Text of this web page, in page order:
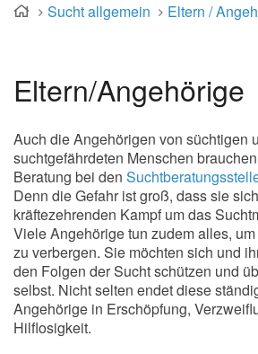
Sucht allgemein Eltern /
Eltern/Angehörige
Auch die Angehörigen von süchtigen
suchtgefährdeten Menschen
Beratung bei den
Denn die Gefahr ist groß, dass sie
kräftezehrenden Kampf um das
Viele Angehörige tun zudem alles,
zu verbergen. Sie möchten sich und
den Folgen der Sucht schützen und
selbst. Nicht selten endet diese
Angehörige in Erschöpfung,
Hilflosigkeit.